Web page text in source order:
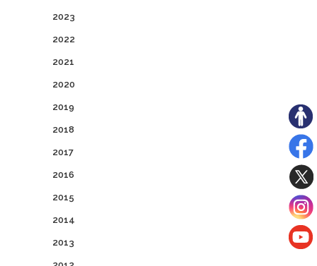
2023
2022
2021
2020
2019
2018
2017
2016
2015
2014
2013